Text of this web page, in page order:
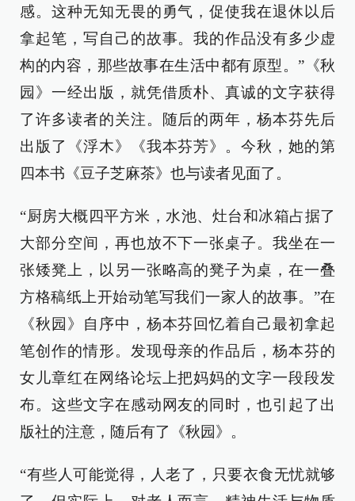
感。这种无知无畏的勇气，促使我在退休以后
拿起笔，写自己的故事。我的作品没有多少虚
构的内容，那些故事在生活中都有原型。”《秋
园》一经出版，就凭借质朴、真诚的文字获得
了许多读者的关注。随后的两年，杨本芬先后
出版了《浮木》《我本芬芳》。今秋，她的第
四本书《豆子芝麻茶》也与读者见面了。
“厨房大概四平方米，水池、灶台和冰箱占据了
大部分空间，再也放不下一张桌子。我坐在一
张矮凳上，以另一张略高的凳子为桌，在一叠
方格稿纸上开始动笔写我们一家人的故事。”在
《秋园》自序中，杨本芬回忆着自己最初拿起
笔创作的情形。发现母亲的作品后，杨本芬的
女儿章红在网络论坛上把妈妈的文字一段段发
布。这些文字在感动网友的同时，也引起了出
版社的注意，随后有了《秋园》。
“有些人可能觉得，人老了，只要衣食无忧就够